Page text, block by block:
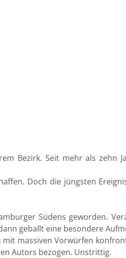
Bezirk. Seit mehr als zehn
Doch die jüngsten
Südens geworden.
geballt eine besondere
massiven Vorwürfen
Autors bezogen. Unstrittig.